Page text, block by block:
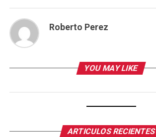
Roberto Perez
YOU MAY LIKE
ARTICULOS RECIENTES